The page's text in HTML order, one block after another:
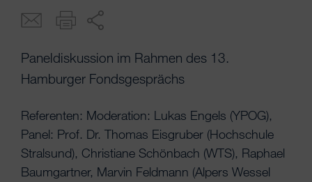
Paneldiskussion im Rahmen des 13.
Hamburger Fondsgesprächs
Referenten: Moderation: Lukas Engels (YPOG),
Panel: Prof. Dr. Thomas Eisgruber (Hochschule
Stralsund), Christiane Schönbach (WTS), Raphael
Baumgartner, Marvin Feldmann (Alpers Wessel